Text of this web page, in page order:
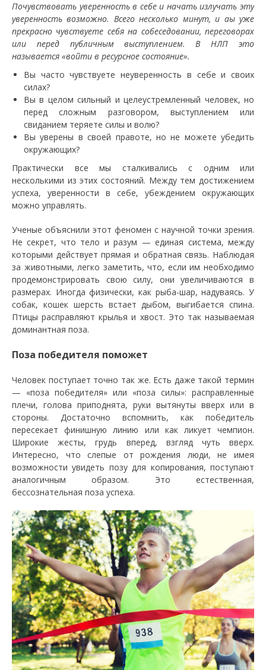
Почувствовать уверенность в себе и начать излучать эту
уверенность возможно. Всего несколько минут, и аы уже
прекрасно чувствуете себя на собеседовании, переговорах
или перед публичным выступлением.В НЛП это
называется «войти в ресурсное состояние».
Вы часто чувствуете неуверенность в себе и своих
силах?
Вы в целом сильный и целеустремленный человек, но
перед сложным разговором, выступлением или
свиданием теряете силы и волю?
Вы уверены в своей правоте, но не можете убедить
окружающих?
Практически все мы сталкивались с одним или
несколькими из этих состояний. Между тем достижением
успеха, уверенности в себе, убеждением окружающих
можно управлять.
Ученые объяснили этот феномен с научной точки зрения.
Не секрет, что тело и разум — единая система, между
которыми действует прямая и обратная связь. Наблюдая
за животными, легко заметить, что, если им необходимо
продемонстрировать свою силу, они увеличиваются в
размерах. Иногда физически, как рыба-шар, надуваясь. У
собак, кошек шерсть встает дыбом, выгибается спина.
Птицы расправляют крылья и хвост. Это так называемая
доминантная поза.
Поза победителя поможет
Человек поступает точно так же. Есть даже такой термин
— «поза победителя» или «поза силы»: расправленные
плечи, голова приподнята, руки вытянуты вверх или в
стороны. Достаточно вспомнить, как победитель
пересекает финишную линию или как ликует чемпион.
Широкие жесты, грудь вперед, взгляд чуть вверх.
Интересно, что слепые от рождения люди, не имея
возможности увидеть позу для копирования, поступают
аналогичным образом. Это естественная,
бессознательная поза успеха.